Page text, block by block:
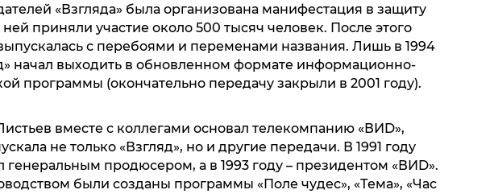
«Взгляда» была организована манифестация в защиту
ней приняли участие около 500 тысяч человек. После этого
с перебоями и переменами названия. Лишь в 1994
начал выходить в обновленном формате информационно-
программы (окончательно передачу закрыли в 2001 году).
вместе с коллегами основал телекомпанию «ВИD»,
не только «Взгляд», но и другие передачи. В 1991 году
генеральным продюсером, а в 1993 году – президентом «ВИD».
были созданы программы «Поле чудес», «Тема», «Час